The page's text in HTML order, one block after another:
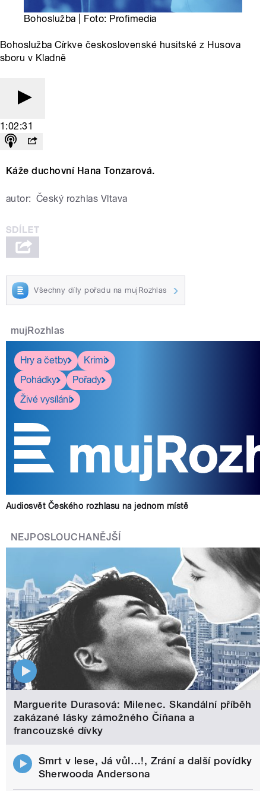
Bohoslužba | Foto: Profimedia
Bohoslužba Církve československé husitské z Husova
sboru v Kladně
1:02:31
Káže duchovní Hana Tonzarová.
autor: Český rozhlas Vltava
Všechny díly pořadu na mujRozhlas
mujRozhlas
Hry a četby
Krimi
Pohádky
Pořady
Živé vysílání
Audiosvět Českého rozhlasu na jednom místě
NEJPOSLOUCHANĚJŠÍ
Marguerite Durasová: Milenec. Skandální příběh
zakázané lásky zámožného Číňana a
francouzské dívky
Smrt v lese, Já vůl…!, Zrání a další povídky
Sherwooda Andersona